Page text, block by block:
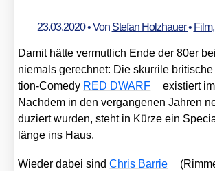
23.03.2020• Von Stefan Holzhauer•
Damit hät­te ver­mut­lich Ende der 80er
nie­mals gerech­net: Die skur­ri­le
tion-Come­dy RED DWARF
exis­tiert
Nach­dem in den ver­gan­ge­nen Jah­ren
du­ziert wur­den, steht in Kür­ze ein
län­ge ins Haus.
Wie­der dabei sindChris Bar­rie